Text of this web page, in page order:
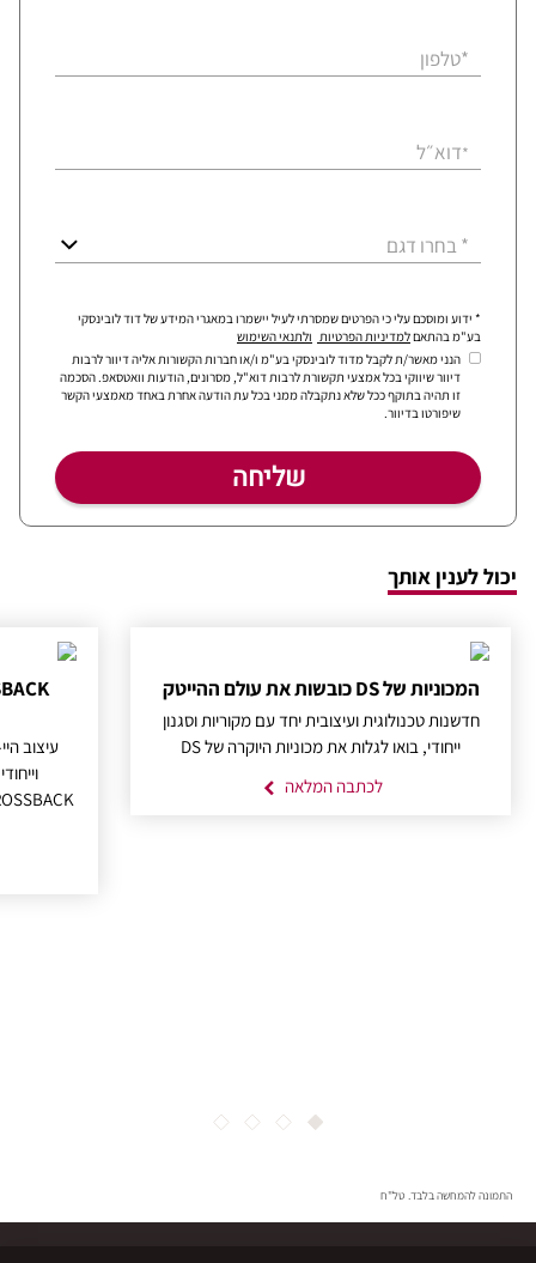
*טלפון
*דוא״ל
* בחרו דגם
* ידוע ומוסכם עלי כי הפרטים שמסרתי לעיל יישמרו במאגרי המידע של דוד לובינסקי
בע"מ בהתאםלמדיניות הפרטיות ולתנאי השימוש
הנני מאשר/ת לקבל מדוד לובינסקי בע"מ ו/או חברות הקשורות אליה דיוור לרבות
דיוור שיווקי בכל אמצעי תקשורת לרבות דוא"ל, מסרונים, הודעות וואטסאפ. הסכמה
זו תהיה בתוקף ככל שלא נתקבלה ממני בכל עת הודעה אחרת באחד מאמצעי הקשר
שיפורטו בדיוור.
יכול לענין אותך
המכוניות של DS כובשות את עולם ההייטק
חדשנות טכנולוגית ועיצובית יחד עם מקוריות וסגנון
ייחודי, בואו לגלות את מכוניות היוקרה של DS
לכתבה המלאה
עיצוב
1
2
3
4
התמונה להמחשה בלבד. טל"ח